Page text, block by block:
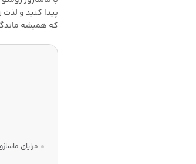
پیدا کنید و لذت
که همیشه
مزایای